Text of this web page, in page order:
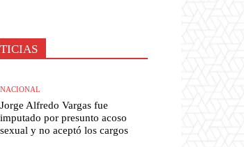
NACIONAL
Jorge Alfredo Vargas fue
imputado por presunto acoso
sexual y no aceptó los cargos